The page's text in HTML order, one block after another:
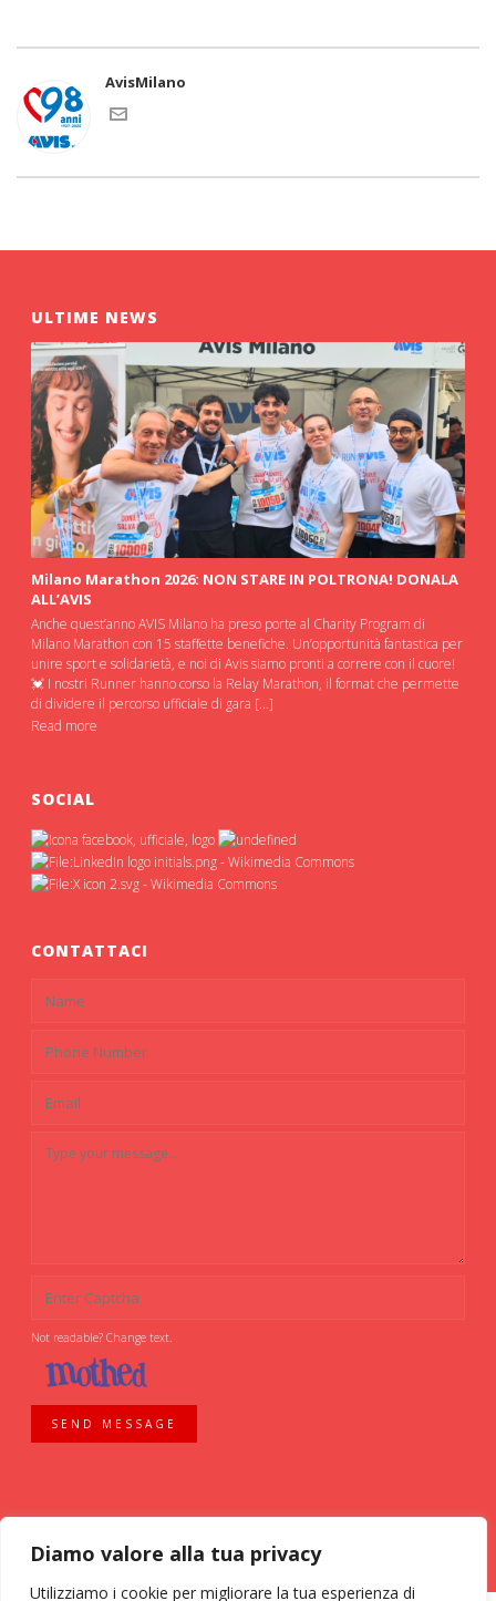
Diamo valore alla tua privacy
Utilizziamo i cookie per migliorare la tua esperienza di
AvisMilano
ULTIME NEWS
Milano Marathon 2026: NON STARE IN POLTRONA! DONALA
ALL’AVIS
Anche quest’anno AVIS Milano ha preso porte al Charity Program di
Milano Marathon con 15 staffette benefiche. Un’opportunità fantastica per
unire sport e solidarietà, e noi di Avis siamo pronti a correre con il cuore!
💓 I nostri Runner hanno corso la Relay Marathon, il format che permette
di dividere il percorso ufficiale di gara […]
Read more
SOCIAL
CONTATTACI
Not readable? Change text.
SEND MESSAGE